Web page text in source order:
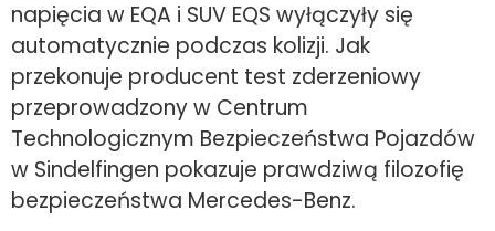
napięcia w EQA i SUV EQS wyłączyły się
automatycznie podczas kolizji. Jak
przekonuje producent test zderzeniowy
przeprowadzony w Centrum
Technologicznym Bezpieczeństwa Pojazdów
w Sindelfingen pokazuje prawdziwą filozofię
bezpieczeństwa Mercedes-Benz.